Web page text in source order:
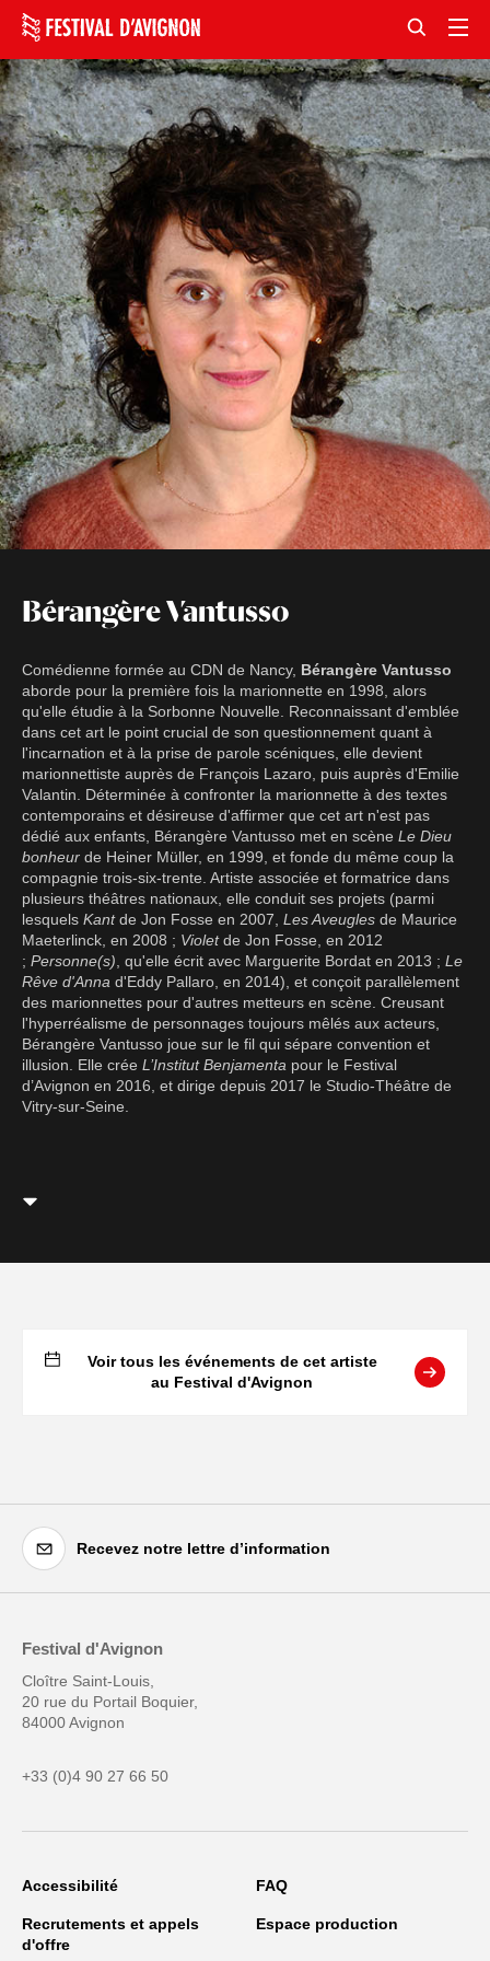
Bérangère Vantusso
Comédienne formée au CDN de Nancy, Bérangère Vantusso
aborde pour la première fois la marionnette en 1998, alors
qu'elle étudie à la Sorbonne Nouvelle. Reconnaissant d'emblée
dans cet art le point crucial de son questionnement quant à
l'incarnation et à la prise de parole scéniques, elle devient
marionnettiste auprès de François Lazaro, puis auprès d'Emilie
Valantin. Déterminée à confronter la marionnette à des textes
contemporains et désireuse d'affirmer que cet art n'est pas
dédié aux enfants, Bérangère Vantusso met en scène Le Dieu
bonheur de Heiner Müller, en 1999, et fonde du même coup la
compagnie trois-six-trente. Artiste associée et formatrice dans
plusieurs théâtres nationaux, elle conduit ses projets (parmi
lesquels Kantde Jon Fosse en 2007, Les Aveugles de Maurice
Maeterlinck, en 2008 ; Violetde Jon Fosse, en 2012
; Personne(s) , qu'elle écrit avec Marguerite Bordat en 2013 ; Le
Rêve d'Anna d'Eddy Pallaro, en 2014), et conçoit parallèlement
des marionnettes pour d'autres metteurs en scène. Creusant
l'hyperréalisme de personnages toujours mêlés aux acteurs,
Bérangère Vantusso joue sur le fil qui sépare convention et
illusion. Elle crée L’Institut Benjamenta pour le Festival
d’Avignon en 2016, et dirige depuis 2017 le Studio-Théâtre de
Vitry-sur-Seine.
Voir tous les événements de cet artiste
au Festival d'Avignon
Recevez notre lettre d’information
Festival d'Avignon
Cloître Saint-Louis,
20 rue du Portail Boquier,
84000 Avignon
+33 (0)4 90 27 66 50
Accessibilité FAQ
Recrutements et appels
d'offre
Espace production